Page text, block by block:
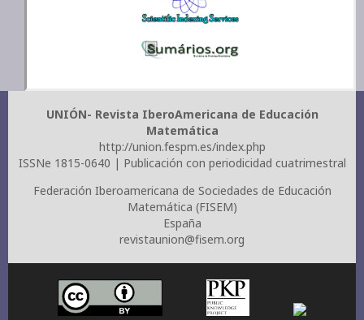
UNIÓN- Revista IberoAmericana de Educación
Matemática
http://union.fespm.es/index.php
ISSNe 1815-0640 | Publicación con periodicidad cuatrimestral
Federación Iberoamericana de Sociedades de Educación
Matemática (FISEM)
España
revistaunion@fisem.org